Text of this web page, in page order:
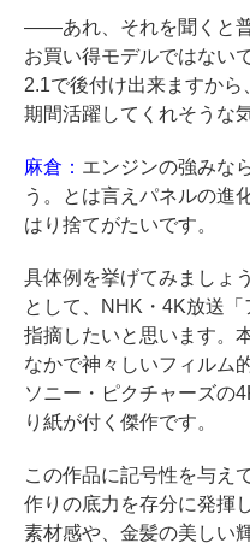
――あれ、それを聞くと
お買い得モデルではない
2.1で後付け出来ますか
期間活躍してくれそうな
麻倉： エンジンの強みな
う。とは言えパネルの進
はり捨てがたいです。
具体例を挙げてみましょ
として、NHK・4K放送
指摘したいと思います。
なかで神々しいフィルム
ソニー・ピクチャーズの
り紙が付く傑作です。
この作品に記号性を与え
作りの底力を存分に発揮
素材感や、金髪の美しい